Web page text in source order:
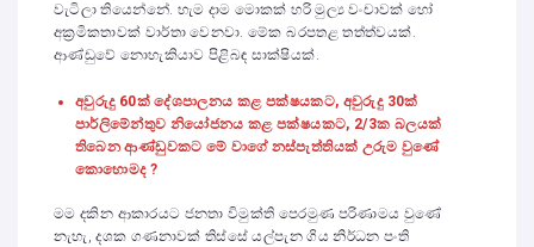
වැටිලා තියෙන්නේ. හැම දාම මොකක් හරි මුල්‍ය වංචාවක් හෝ
අක්‍රමිකතාවක් වාර්තා වෙනවා. මේක බරපතළ තත්ත්වයක්.
ආණ්ඩුවේ නොහැකියාව පිළිබඳ සාක්ෂියක්.
අවුරුදු 60ක් දේශපාලනය කළ පක්ෂයකට, අවුරුදු 30ක්
පාර්ලිමේන්තුව නියෝජනය කළ පක්ෂයකට, 2/3ක බලයක්
තිබෙන ආණ්ඩුවකට මේ වාගේ නස්පැත්තියක් උරුම වුණේ
කොහොමද ?
මම දකින ආකාරයට ජනතා විමුක්ති පෙරමුණ පරිණාමය වුණේ
නැහැ, දශක ගණනාවක් තිස්සේ යල්පැන ගිය නිර්ධන පංති